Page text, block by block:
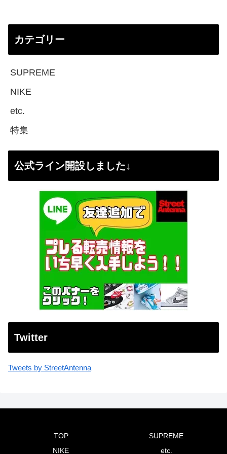
カテゴリー
SUPREME
NIKE
etc.
特集
公式ライン開設しました↓
Twitter
Tweets by StreetAntenna
TOP
SUPREME
NIKE
etc.